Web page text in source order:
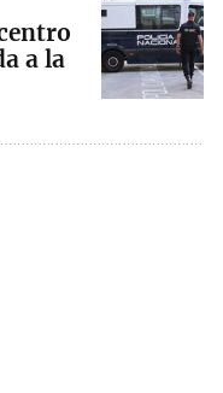
a la